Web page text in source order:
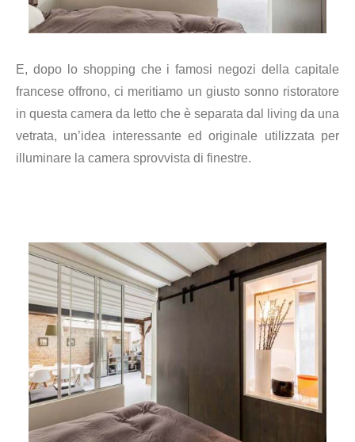
E, dopo lo shopping che i famosi negozi della capitale
francese offrono, ci meritiamo un giusto sonno ristoratore
in questa camera da letto che è separata dal living da una
vetrata, un’idea interessante ed originale utilizzata per
illuminare la camera sprovvista di finestre.